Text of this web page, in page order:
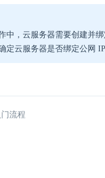
中，云服务器需要创建并
定云服务器是否绑定公网 IP
流程